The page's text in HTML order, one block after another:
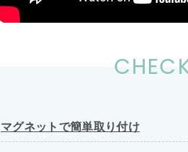
マグネットで簡単取り付け